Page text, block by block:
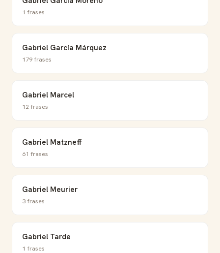
1 frases
Gabriel García Márquez
179 frases
Gabriel Marcel
12 frases
Gabriel Matzneff
61 frases
Gabriel Meurier
3 frases
Gabriel Tarde
1 frases